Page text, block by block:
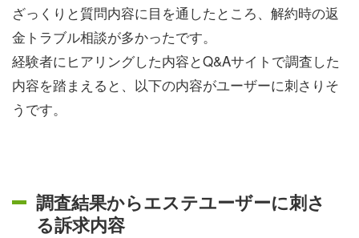
ざっくりと質問内容に目を通したところ、解約時の返
金トラブル相談が多かったです。
経験者にヒアリングした内容とQ&Aサイトで調査した
内容を踏まえると、以下の内容がユーザーに刺さりそ
うです。
調査結果からエステユーザーに刺さ
る訴求内容